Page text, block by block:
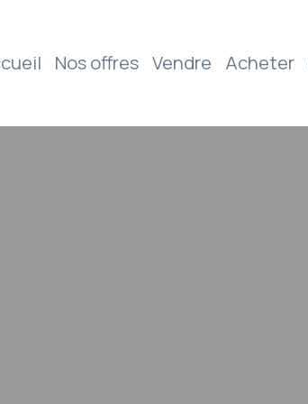
Nos offres Vendre Acheter